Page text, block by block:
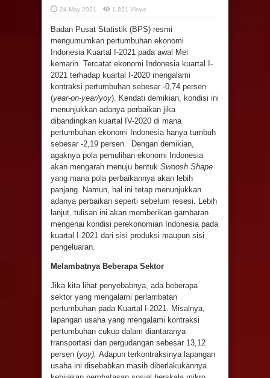
24 May 2021 1,821 Views
Badan Pusat Statistik (BPS) resmi
mengumumkan pertumbuhan ekonomi
Indonesia Kuartal I-2021 pada awal Mei
kemarin. Tercatat ekonomi Indonesia kuartal I-
2021 terhadap kuartal I-2020 mengalami
kontraksi pertumbuhan sebesar -0,74 persen
(year-on-year/yoy). Kendati demikian, kondisi ini
menunjukkan adanya perbaikan jika
dibandingkan kuartal IV-2020 di mana
pertumbuhan ekonomi Indonesia hanya tumbuh
sebesar -2,19 persen. Dengan demikian,
agaknya pola pemulihan ekonomi Indonesia
akan mengarah menuju bentuk Swoosh Shape
yang mana pola perbaikannya akan lebih
panjang. Namun, hal ini tetap menunjukkan
adanya perbaikan seperti sebelum resesi. Lebih
lanjut, tulisan ini akan memberikan gambaran
mengenai kondisi perekonomian Indonesia pada
kuartal I-2021 dari sisi produksi maupun sisi
pengeluaran.
Melambatnya Beberapa Sektor
Jika kita lihat penyebabnya, ada beberapa
sektor yang mengalami perlambatan
pertumbuhan pada Kuartal I-2021. Misalnya,
lapangan usaha yang mengalami kontraksi
pertumbuhan cukup dalam diantaranya
transportasi dan pergudangan sebesar 13,12
persen (yoy). Adapun terkontraksinya lapangan
usaha ini disebabkan masih diberlakukannya